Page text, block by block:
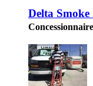
Delta